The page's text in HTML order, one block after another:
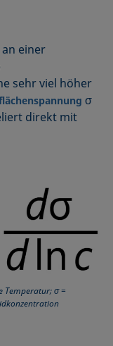
(OWRK)
einer
sehr viel höher
σ
direkt mit
Temperatur; σ =